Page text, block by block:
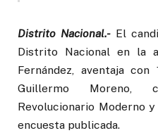
Distrito Nacional.-El
Distrito Nacional en la
Fernández, aventaja
Guillermo Moreno,
Revolucionario Moderno
encuesta publicada.